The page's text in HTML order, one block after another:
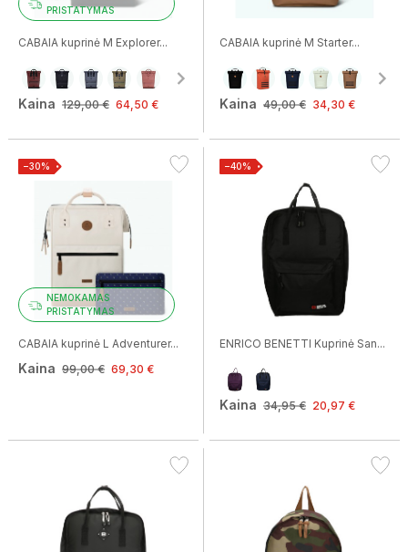
PRISTATYMAS
CABAIA kuprinė M Explorer...
Kaina 129,00 € 64,50 €
CABAIA kuprinė M Starter...
Kaina 49,00 € 34,30 €
−30%
NEMOKAMAS
PRISTATYMAS
CABAIA kuprinė L Adventurer...
Kaina 99,00 € 69,30 €
−40%
ENRICO BENETTI Kuprinė San...
Kaina 34,95 € 20,97 €